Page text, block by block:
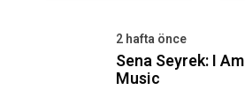
2 hafta önce
Sena Seyrek: I
Music